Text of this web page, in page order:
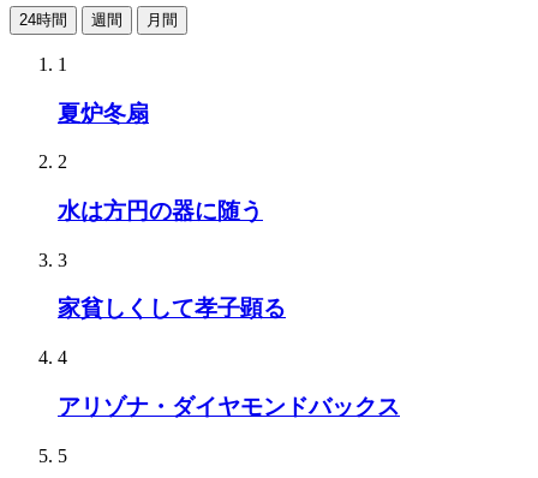
24時間 週間 月間
1
夏炉冬扇
2
水は方円の器に随う
3
家貧しくして孝子顕る
4
アリゾナ・ダイヤモンドバックス
5